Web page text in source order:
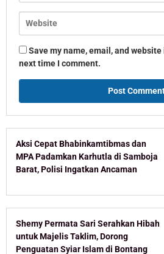
Save my name, email, and
next time I comment.
Aksi Cepat Bhabinkamtibmas dan
MPA Padamkan Karhutla di Samboja
Barat, Polisi Ingatkan Ancaman
Shemy Permata Sari Serahkan Hibah
untuk Majelis Taklim, Dorong
Penguatan Syiar Islam di Bontang